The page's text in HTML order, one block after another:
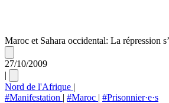
Maroc et Sahara occidental: La répression
27/10/2009
|
Nord de l'Afrique |
#Manifestation | #Maroc | #Prisonnier·e·s